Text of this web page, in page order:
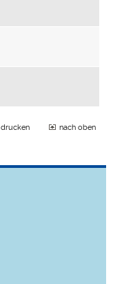
drucken nach oben